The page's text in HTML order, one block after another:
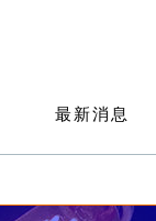
最新消息